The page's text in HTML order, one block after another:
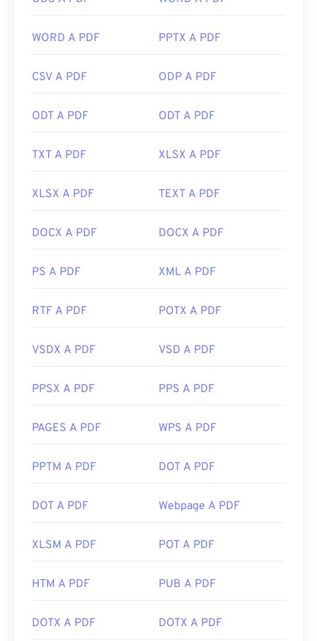
Firefox, possono aprire i PDF autonomamente.
comodo averne uno che si apre automaticamente
vivamenteSumatraPDF oMuPDFse cercate
Sviluppato da:
https://en.wikipedia.org/wiki/
adobe/about-adobe-pdf.html
WORD A PDF PPTX A PDF
CSV A PDF ODP A PDF
ODT A PDF ODT A PDF
TXT A PDF XLSX A PDF
XLSX A PDF TEXT A PDF
DOCX A PDF DOCX A PDF
PS A PDF XML A PDF
RTF A PDF POTX A PDF
VSDX A PDF VSD A PDF
PPSX A PDF PPS A PDF
PAGES A PDF WPS A PDF
PPTM A PDF DOT A PDF
DOT A PDF Webpage A PDF
XLSM A PDF POT A PDF
HTM A PDF PUB A PDF
DOTX A PDF DOTX A PDF